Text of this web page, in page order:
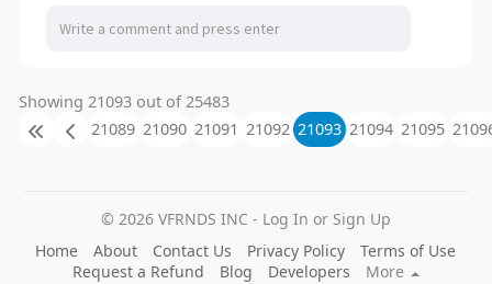
Showing 21093 out of 25483
21089 21090 21091 21092 21093 21094 21095
© 2026 VFRNDS INC - Log In or Sign Up
Home
About Contact Us Privacy Policy
Terms of Use
Request a Refund
Blog Developers
More